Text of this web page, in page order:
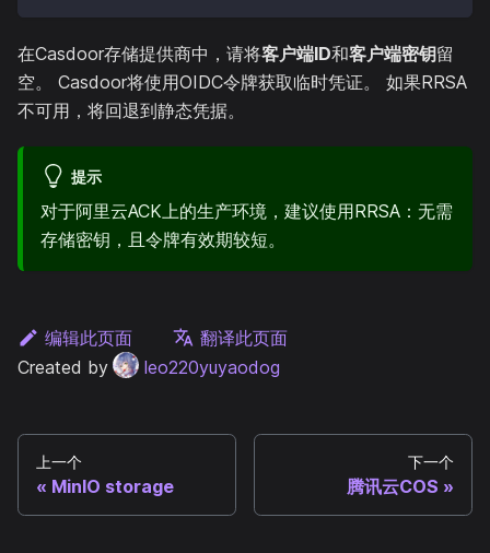
在Casdoor存储提供商中，请将客户端ID和客户端密钥留
空。 Casdoor将使用OIDC令牌获取临时凭证。 如果RRSA
不可用，将回退到静态凭据。
提示
对于阿里云ACK上的生产环境，建议使用RRSA：无需
存储密钥，且令牌有效期较短。
编辑此页面
翻译此页面
Created by
leo220yuyaodog
上一个
MinIO storage
下一个
腾讯云COS